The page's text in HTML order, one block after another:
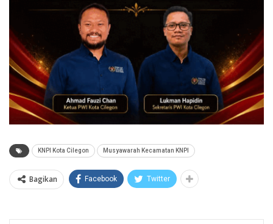
KNPI Kota Cilegon Musyawarah Kecamatan KNPI
Bagikan Facebook Twitter